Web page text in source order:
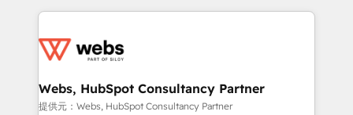
adoption, sales process and marketing results.
the first time 🔧 Designing and optimising your
and build using HubSpot 🔌 Integrating HubSpot
with other systems 🎓 Training your teams to be
Webs, HubSpot Consultancy Partner
提供元：Webs, HubSpot Consultancy Partner